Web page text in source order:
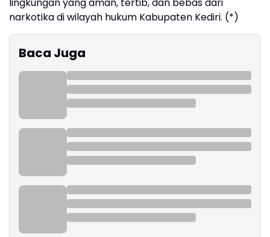
narkotika di wilayah hukum Kabupaten Kediri. (*)
Baca Juga